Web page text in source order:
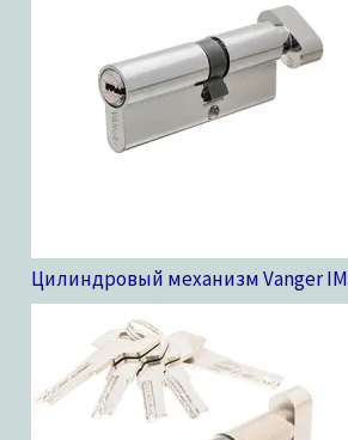
Цилиндровый механизм Vanger IM